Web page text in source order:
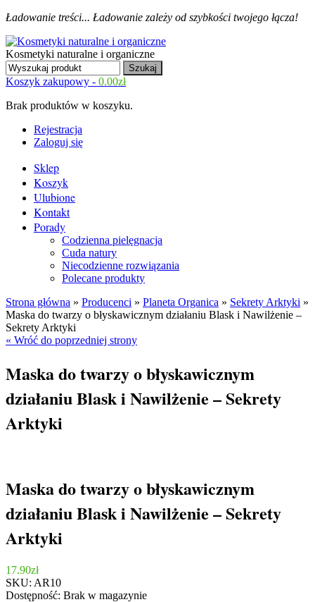
Ładowanie treści... Ładowanie zależy od szybkości twojego łącza!
Kosmetyki naturalne i organiczne
Koszyk zakupowy - 0.00zł
Brak produktów w koszyku.
Rejestracja
Zaloguj się
Sklep
Koszyk
Ulubione
Kontakt
Porady
Codzienna pielęgnacja
Cuda natury
Niecodzienne rozwiązania
Polecane produkty
Strona główna » Producenci » Planeta Organica » Sekrety Arktyki »
Maska do twarzy o błyskawicznym działaniu Blask i Nawilżenie –
Sekrety Arktyki
« Wróć do poprzedniej strony
Maska do twarzy o błyskawicznym
działaniu Blask i Nawilżenie – Sekrety
Arktyki
Maska do twarzy o błyskawicznym
działaniu Blask i Nawilżenie – Sekrety
Arktyki
17.90zł
SKU: AR10
Dostępność: Brak w magazynie